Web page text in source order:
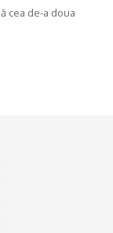
cea de-a doua